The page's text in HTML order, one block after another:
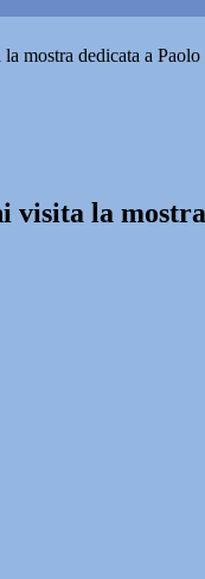
mostra dedicata a Paolo
la